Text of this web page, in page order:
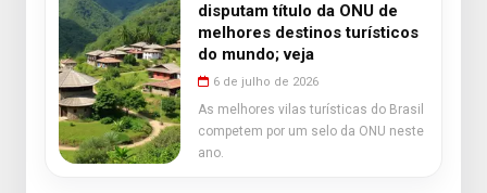
disputam título da ONU de
melhores destinos turísticos
do mundo; veja
6 de julho de 2026
As melhores vilas turísticas do Brasil
competem por um selo da ONU neste
ano.